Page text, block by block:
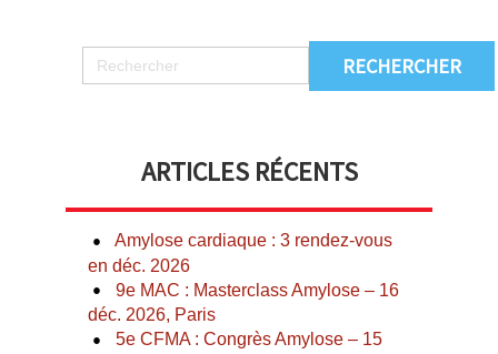
ARTICLES RÉCENTS
Amylose cardiaque : 3 rendez-vous
en déc. 2026
9e MAC : Masterclass Amylose – 16
déc. 2026, Paris
5e CFMA : Congrès Amylose – 15